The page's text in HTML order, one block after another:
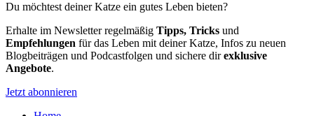
Du möchtest deiner Katze ein gutes Leben bieten?
Erhalte im Newsletter regelmäßig Tipps, Tricks und
Empfehlungen für das Leben mit deiner Katze, Infos zu neuen
Blogbeiträgen und Podcastfolgen und sichere direxklusive
Angebote.
Jetzt abonnieren